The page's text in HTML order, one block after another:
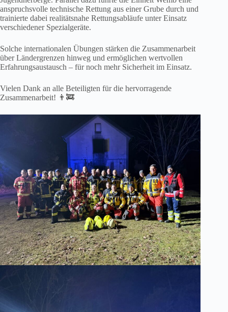
anspruchsvolle technische Rettung aus einer Grube durch und
trainierte dabei realitätsnahe Rettungsabläufe unter Einsatz
verschiedener Spezialgeräte.
Solche internationalen Übungen stärken die Zusammenarbeit
über Ländergrenzen hinweg und ermöglichen wertvollen
Erfahrungsaustausch – für noch mehr Sicherheit im Einsatz.
Vielen Dank an alle Beteiligten für die hervorragende
Zusammenarbeit! 👨‍🚒